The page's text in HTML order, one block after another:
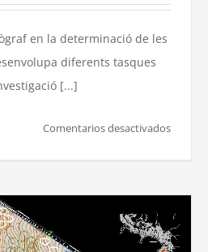
en la determinació de les
diferents tasques
[...]
Comentarios desactivadosen
–
L’estudi